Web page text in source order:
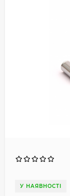
У НАЯВНОСТІ